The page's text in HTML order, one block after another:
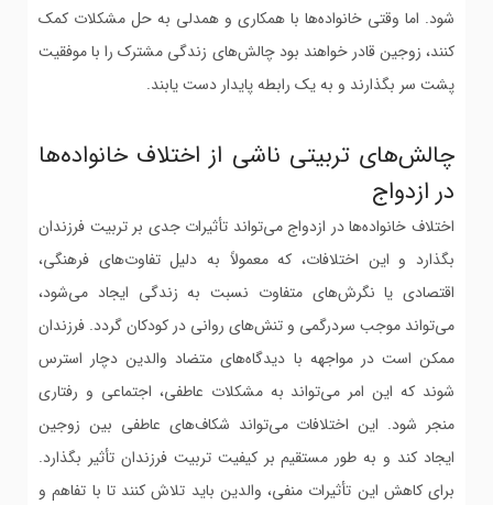
شود. اما وقتی خانواده‌ها با همکاری و همدلی به حل مشکلات کمک
کنند، زوجین قادر خواهند بود چالش‌های زندگی مشترک را با موفقیت
پشت سر بگذارند و به یک رابطه پایدار دست یابند.
چالش‌های تربیتی ناشی از اختلاف خانواده‌ها
در ازدواج
اختلاف خانواده‌ها در ازدواج می‌تواند تأثیرات جدی بر تربیت فرزندان
بگذارد و این اختلافات، که معمولاً به دلیل تفاوت‌های فرهنگی،
اقتصادی یا نگرش‌های متفاوت نسبت به زندگی ایجاد می‌شود،
می‌تواند موجب سردرگمی و تنش‌های روانی در کودکان گردد. فرزندان
ممکن است در مواجهه با دیدگاه‌های متضاد والدین دچار استرس
شوند که این امر می‌تواند به مشکلات عاطفی، اجتماعی و رفتاری
منجر شود. این اختلافات می‌تواند شکاف‌های عاطفی بین زوجین
ایجاد کند و به طور مستقیم بر کیفیت تربیت فرزندان تأثیر بگذارد.
برای کاهش این تأثیرات منفی، والدین باید تلاش کنند تا با تفاهم و